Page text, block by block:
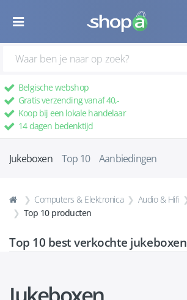
Belgische webshop
Gratis verzending vanaf 40,-
Koop bij een lokale handelaar
14 dagen bedenktijd
Jukeboxen Top 10 Aanbiedingen
Computers & Elektronica Audio & Hifi
Top 10 producten
Top 10 best verkochte jukeboxen